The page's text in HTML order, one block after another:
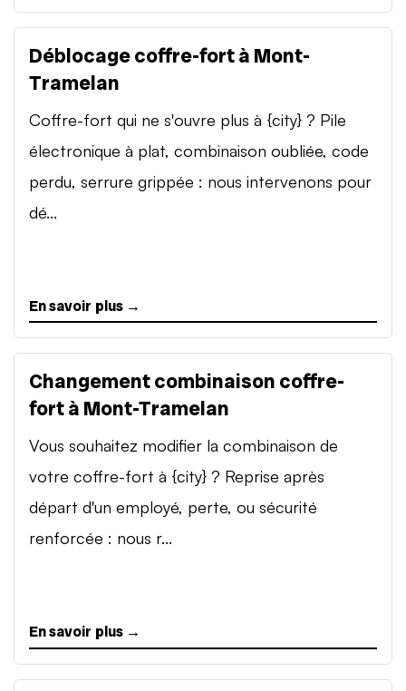
Déblocage coffre-fort à Mont-
Tramelan
Coffre-fort qui ne s'ouvre plus à {city} ? Pile
électronique à plat, combinaison oubliée, code
perdu, serrure grippée : nous intervenons pour
dé...
En savoir plus →
Changement combinaison coffre-
fort à Mont-Tramelan
Vous souhaitez modifier la combinaison de
votre coffre-fort à {city} ? Reprise après
départ d'un employé, perte, ou sécurité
renforcée : nous r...
En savoir plus →